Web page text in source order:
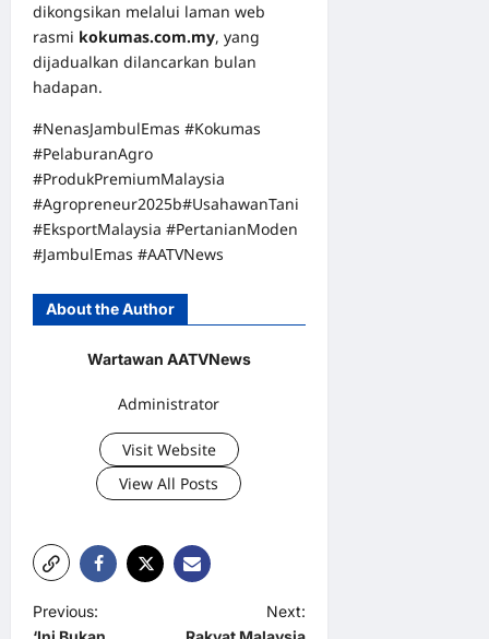
dikongsikan melalui laman web
rasmi kokumas.com.my, yang
dijadualkan dilancarkan bulan
hadapan.
#NenasJambulEmas #Kokumas
#PelaburanAgro
#ProdukPremiumMalaysia
#Agropreneur2025b#UsahawanTani
#EksportMalaysia #PertanianModen
#JambulEmas #AATVNews
About the Author
Wartawan AATVNews
Administrator
Visit Website
View All Posts
P
Previous:
Next: